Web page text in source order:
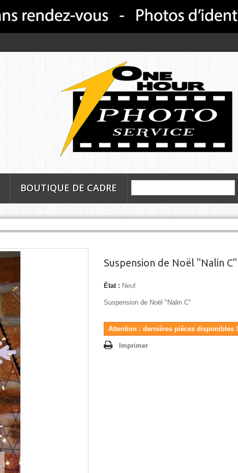
BOUTIQUE DE CADRE
Suspension de Noël "Nalin C"
État : Neuf
Suspension de Noël "Nalin C"
Attention : dernières pièces disponibles !
Imprimer